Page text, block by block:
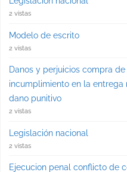
2 vistas
Modelo de escrito
2 vistas
Danos y perjuicios compra
incumplimiento en la
dano punitivo
2 vistas
Legislación nacional
2 vistas
Ejecucion penal conflicto de